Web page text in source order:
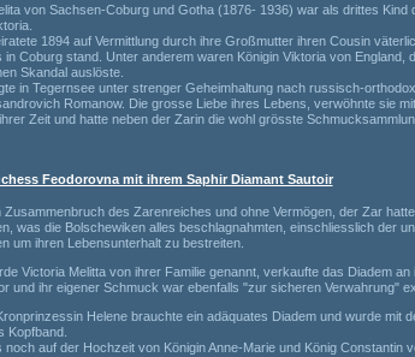
von Sachsen-Coburg und Gotha (1876- 1936) war als drittes
1894 auf Vermittlung durch ihre Großmutter ihren Cousin
in Coburg stand. Unter anderem waren Königin Viktoria von
Skandal auslöste.
in Tegernsee unter strenger Geheimhaltung nach russisch-
Romanow. Die grosse Liebe ihres Lebens, verwöhnte sie
Zeit und hatte neben der Zarin die wohl grösste
Feodorovna mit ihrem Saphir Diamant Sautoir
Zusammenbruch des Zarenreiches und ohne Vermögen, der Zar
was die Bolschewiken alles beschlagnahmten, einschliesslich der
um ihren Lebensunterhalt zu bestreiten.
Victoria Melitta von ihrer Familie genannt, verkaufte das Diadem
und ihr eigener Schmuck war ebenfalls "zur sicheren Verwahrung"
Helene brauchte ein adäquates Diadem und wurde
Kopfband.
noch auf der Hochzeit von Königin Anne-Marie und König